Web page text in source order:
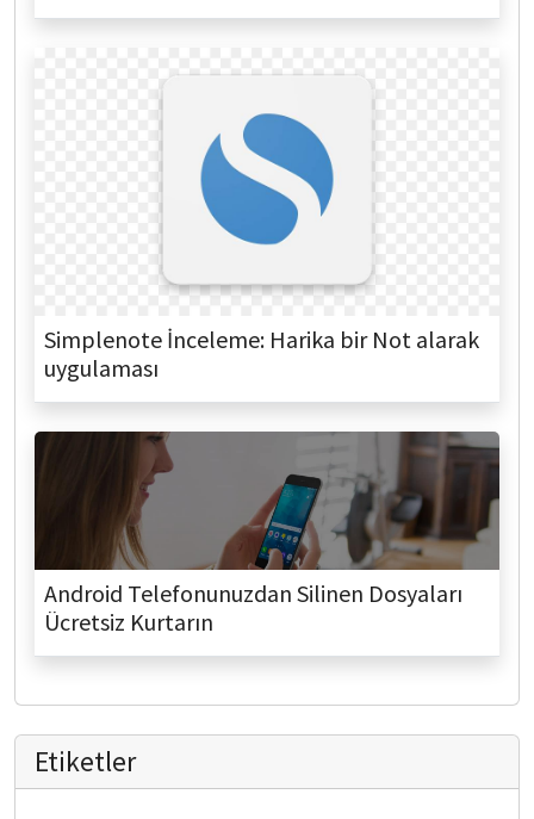
Simplenote İnceleme: Harika bir Not alarak
uygulaması
Android Telefonunuzdan Silinen Dosyaları
Ücretsiz Kurtarın
Etiketler